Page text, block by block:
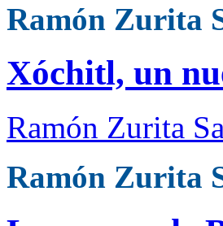
Ramón Zurita
Xóchitl, un
Ramón Zurita
Ramón Zurita